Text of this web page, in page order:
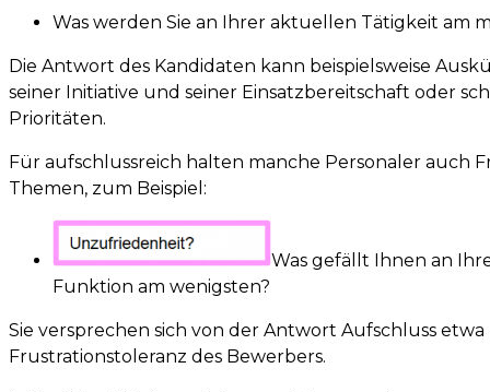
Was werden Sie an Ihrer aktuellen Tätigkeit am
Die Antwort des Kandidaten kann beispielsweise
seiner Initiative und seiner Einsatzbereitschaft oder
Prioritäten.
Für aufschlussreich halten manche Personaler auch
Themen, zum Beispiel:
Was gefällt Ihnen an
Funktion am wenigsten?
Sie versprechen sich von der Antwort Aufschluss
Frustrationstoleranz des Bewerbers.